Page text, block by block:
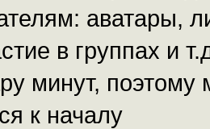
аватары,
в группах и
минут,
к началу